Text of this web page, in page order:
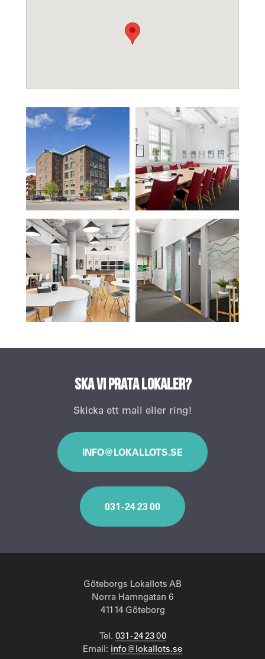
Ska vi prata lokaler?
Skicka ett mail eller ring!
INFO@LOKALLOTS.SE
031 - 24 23 00
Göteborgs Lokallots AB
Norra Hamngatan 6
411 14 Göteborg
Tel. 031 - 24 23 00
Email: info@lokallots.se